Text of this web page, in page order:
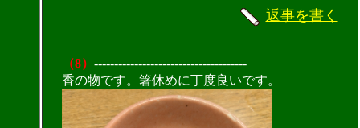
返事を書く
（8） --------------------------------------
香の物です。箸休めに丁度良いです。